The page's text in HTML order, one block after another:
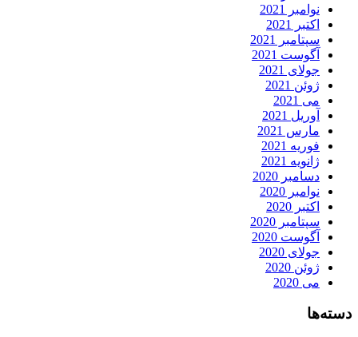
نوامبر 2021
اکتبر 2021
سپتامبر 2021
آگوست 2021
جولای 2021
ژوئن 2021
می 2021
آوریل 2021
مارس 2021
فوریه 2021
ژانویه 2021
دسامبر 2020
نوامبر 2020
اکتبر 2020
سپتامبر 2020
آگوست 2020
جولای 2020
ژوئن 2020
می 2020
دسته‌ها